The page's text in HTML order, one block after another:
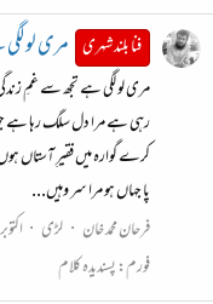
فنا بلند شہری مری لو
مری لو لگی ہے تجھ سے غمِ
رہی ہے مرا دل سلگ رہا ہے جو
کرے گوارہ میں فقیرِ آستاں
پا جہاں ہو مرا سر وہیں...
فرحان محمد خان
لڑی اکتوبر 16، 2017
فورم:پسندیدہ کلام